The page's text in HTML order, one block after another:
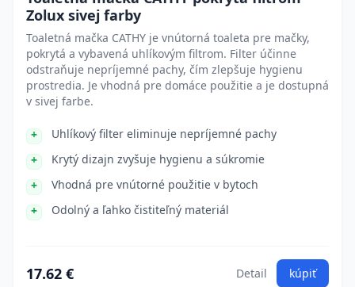
Zolux sivej farby
Toaletná mačka CATHY je vnútorná toaleta pre mačky,
pokrytá a vybavená uhlíkovým filtrom. Filter účinne
odstraňuje nepríjemné pachy, čím zlepšuje hygienu
prostredia. Je vhodná pre domáce použitie a je dostupná
v sivej farbe.
Uhlíkový filter eliminuje nepríjemné pachy
Krytý dizajn zvyšuje hygienu a súkromie
Vhodná pre vnútorné použitie v bytoch
Odolný a ľahko čistiteľný materiál
17.62 € Detail kúpiť